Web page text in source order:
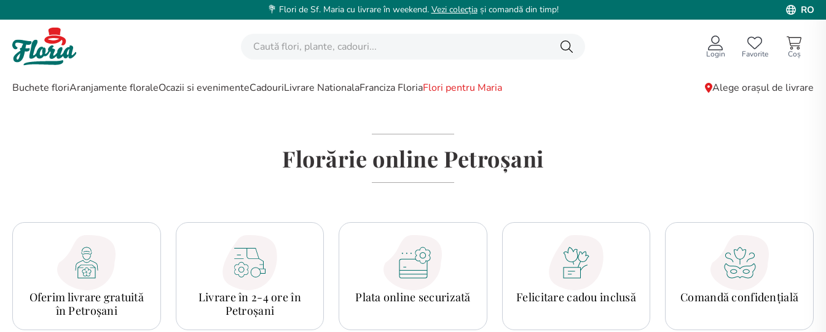
💐 Flori de Sf. Maria cu livrare în weekend. Vezi colecțiași comandă din timp! RO
Login Favorite
Buchete floriAranjamente floraleOcazii si evenimenteCadouriLivrare NationalaFranciza FloriaFlori pentru Maria Alege orașul de livrare
Florărie online Petroșani
Oferim livrare gratuită
în Petroșani
Livrare în 2-4 ore în
Petroșani
Plata online securizată Felicitare cadou inclusă Comandă confidențială